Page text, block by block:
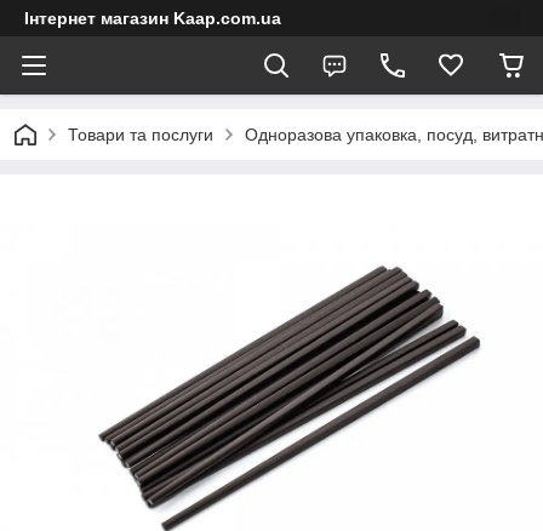
Інтернет магазин Kaap.com.ua
Товари та послуги Одноразова упаковка, посуд,